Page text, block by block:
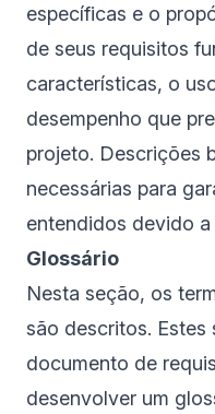
específicas e o
de seus requisitos
características, o
desempenho que
projeto. Descrições
necessárias para
entendidos devido
Glossário
Nesta seção, os
são descritos. Estes
documento de
desenvolver um